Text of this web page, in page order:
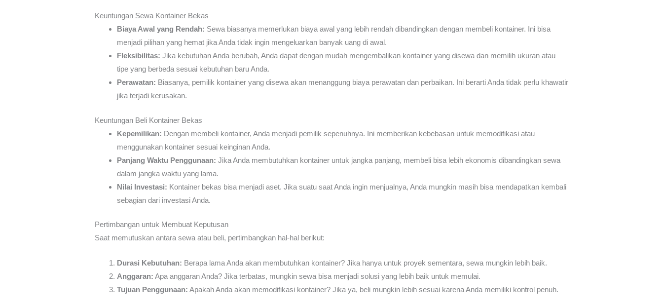
Keuntungan Sewa Kontainer Bekas
Biaya Awal yang Rendah: Sewa biasanya memerlukan biaya awal yang lebih rendah dibandingkan dengan membeli kontainer. Ini bisa
menjadi pilihan yang hemat jika Anda tidak ingin mengeluarkan banyak uang di awal.
Fleksibilitas: Jika kebutuhan Anda berubah, Anda dapat dengan mudah mengembalikan kontainer yang disewa dan memilih ukuran atau
tipe yang berbeda sesuai kebutuhan baru Anda.
Perawatan: Biasanya, pemilik kontainer yang disewa akan menanggung biaya perawatan dan perbaikan. Ini berarti Anda tidak perlu khawatir
jika terjadi kerusakan.
Keuntungan Beli Kontainer Bekas
Kepemilikan: Dengan membeli kontainer, Anda menjadi pemilik sepenuhnya. Ini memberikan kebebasan untuk memodifikasi atau
menggunakan kontainer sesuai keinginan Anda.
Panjang Waktu Penggunaan: Jika Anda membutuhkan kontainer untuk jangka panjang, membeli bisa lebih ekonomis dibandingkan sewa
dalam jangka waktu yang lama.
Nilai Investasi: Kontainer bekas bisa menjadi aset. Jika suatu saat Anda ingin menjualnya, Anda mungkin masih bisa mendapatkan kembali
sebagian dari investasi Anda.
Pertimbangan untuk Membuat Keputusan
Saat memutuskan antara sewa atau beli, pertimbangkan hal-hal berikut:
Durasi Kebutuhan: Berapa lama Anda akan membutuhkan kontainer? Jika hanya untuk proyek sementara, sewa mungkin lebih baik.
Anggaran: Apa anggaran Anda? Jika terbatas, mungkin sewa bisa menjadi solusi yang lebih baik untuk memulai.
Tujuan Penggunaan: Apakah Anda akan memodifikasi kontainer? Jika ya, beli mungkin lebih sesuai karena Anda memiliki kontrol penuh.